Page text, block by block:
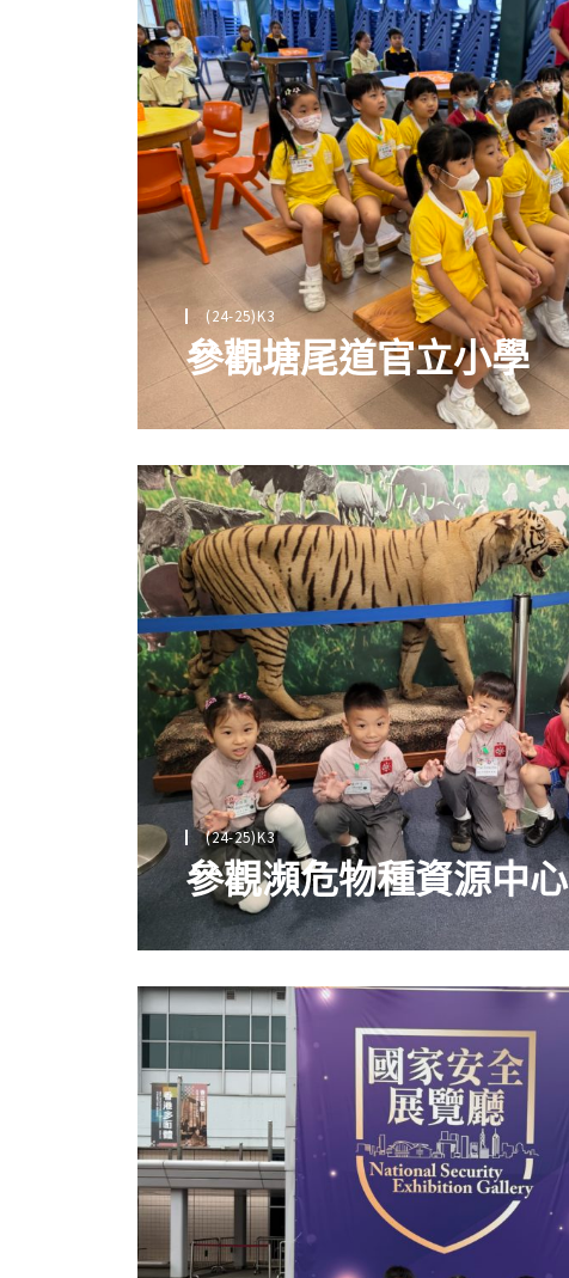
(24-25)K3
參觀塘尾道官立小學
(24-25)K3
參觀瀕危物種資源中心